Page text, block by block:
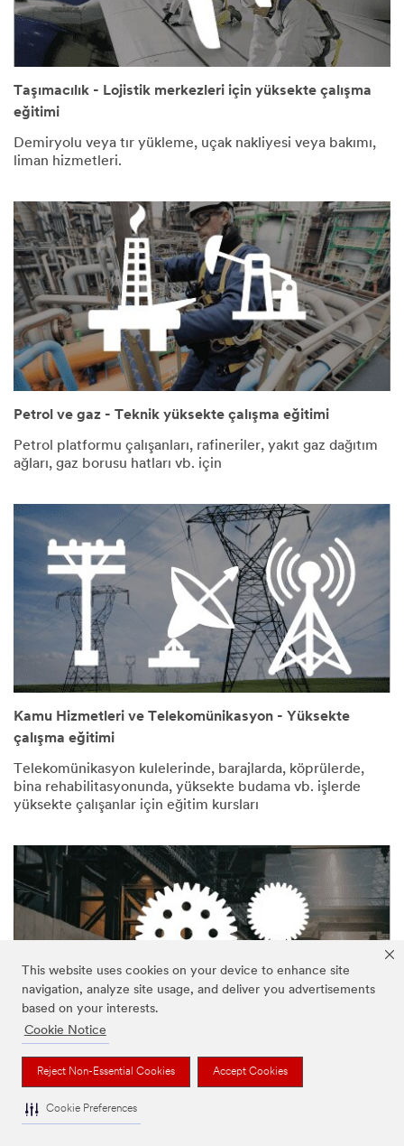
This website uses cookies on your device to enhance site
navigation, analyze site usage, and deliver you advertisements
based on your interests.
Cookie Notice
Reject Non-Essential Cookies Accept Cookies
Cookie Preferences
Taşımacılık - Lojistik merkezleri için yüksekte çalışma
eğitimi
Demiryolu veya tır yükleme, uçak nakliyesi veya bakımı,
liman hizmetleri.
Petrol ve gaz - Teknik yüksekte çalışma eğitimi
Petrol platformu çalışanları, rafineriler, yakıt gaz dağıtım
ağları, gaz borusu hatları vb. için
Kamu Hizmetleri ve Telekomünikasyon - Yüksekte
çalışma eğitimi
Telekomünikasyon kulelerinde, barajlarda, köprülerde,
bina rehabilitasyonunda, yüksekte budama vb. işlerde
yüksekte çalışanlar için eğitim kursları
Endüstriyel Bakım - Yüksekte çalışanlar için eğitimler
Kapalı alanlarda, bacalarda, taşıyıcı birimlerde,
forkliftlerde, bakım görevlerinde vb. çalışanlar için
eğitimler